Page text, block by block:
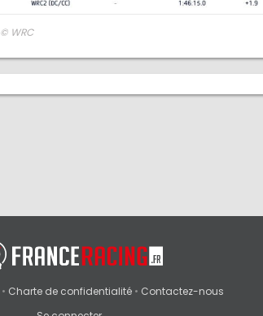
© WRC
• Charte de confidentialité• Contactez-nous